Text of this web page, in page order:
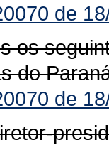
de
os
do
de